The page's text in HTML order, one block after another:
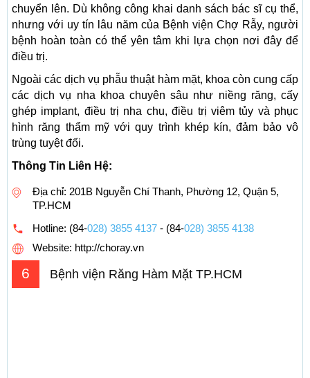
chuyển lên. Dù không công khai danh sách bác sĩ cụ thể,
nhưng với uy tín lâu năm của Bệnh viện Chợ Rẫy, người
bệnh hoàn toàn có thể yên tâm khi lựa chọn nơi đây để
điều trị.
Ngoài các dịch vụ phẫu thuật hàm mặt, khoa còn cung cấp
các dịch vụ nha khoa chuyên sâu như niềng răng, cấy
ghép implant, điều trị nha chu, điều trị viêm tủy và phục
hình răng thẩm mỹ với quy trình khép kín, đảm bảo vô
trùng tuyệt đối.
Thông Tin Liên Hệ:
Địa chỉ: 201B Nguyễn Chí Thanh, Phường 12, Quận 5,
TP.HCM
Hotline: (84-028) 3855 4137 - (84-028) 3855 4138
Website: http://choray.vn
6 Bệnh viện Răng Hàm Mặt TP.HCM